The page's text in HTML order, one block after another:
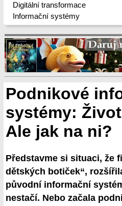
Digitální transformace
Informační systémy
Podnikové
systémy:
Ale jak na ni?
Představme si situaci, že
dětských botiček“,
původní informační
nestačí. Nebo začala